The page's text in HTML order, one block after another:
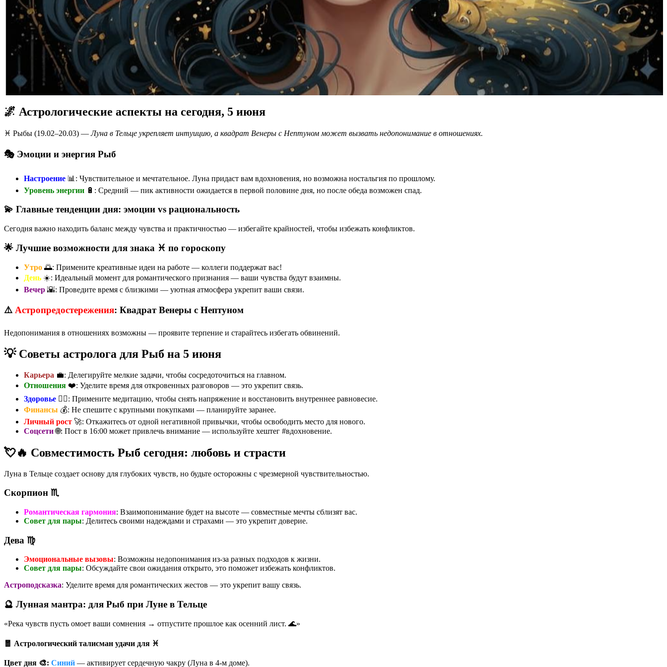
🌌 Астрологические аспекты на сегодня, 5 июня
♓️ Рыбы (19.02–20.03) —Луна в Тельце укрепляет интуицию, а квадрат Венеры с Нептуном может вызвать недопонимание в отношениях.
🎭 Эмоции и энергия Рыб
Настроение 📊: Чувствительное и мечтательное. Луна придаст вам вдохновения, но возможна ностальгия по прошлому.
Уровень энергии 🔋: Средний — пик активности ожидается в первой половине дня, но после обеда возможен спад.
💫 Главные тенденции дня: эмоции vs рациональность
Сегодня важно находить баланс между чувства и практичностью — избегайте крайностей, чтобы избежать конфликтов.
🌟 Лучшие возможности для знака ♓ по гороскопу
Утро 🌅: Примените креативные идеи на работе — коллеги поддержат вас!
День ☀️: Идеальный момент для романтического признания — ваши чувства будут взаимны.
Вечер 🌇: Проведите время с близкими — уютная атмосфера укрепит ваши связи.
⚠️ Астропредостережения: Квадрат Венеры с Нептуном
Недопонимания в отношениях возможны — проявите терпение и старайтесь избегать обвинений.
💡 Советы астролога для Рыб на 5 июня
Карьера 💼: Делегируйте мелкие задачи, чтобы сосредоточиться на главном.
Отношения ❤️: Уделите время для откровенных разговоров — это укрепит связь.
Здоровье 🏃‍♀️: Примените медитацию, чтобы снять напряжение и восстановить внутреннее равновесие.
Финансы 💰: Не спешите с крупными покупками — планируйте заранее.
Личный рост 🚀: Откажитесь от одной негативной привычки, чтобы освободить место для нового.
Соцсети🌐: Пост в 16:00 может привлечь внимание — используйте хештег #вдохновение.
💘🔥 Совместимость Рыб сегодня: любовь и страсти
Луна в Тельце создает основу для глубоких чувств, но будьте осторожны с чрезмерной чувствительностью.
Скорпион ♏️
Романтическая гармония: Взаимопонимание будет на высоте — совместные мечты сблизят вас.
Совет для пары: Делитесь своими надеждами и страхами — это укрепит доверие.
Дева ♍️
Эмоциональные вызовы: Возможны недопонимания из-за разных подходов к жизни.
Совет для пары: Обсуждайте свои ожидания открыто, это поможет избежать конфликтов.
Астроподсказка: Уделите время для романтических жестов — это укрепит вашу связь.
🔮 Лунная мантра: для Рыб при Луне в Тельце
«Река чувств пусть омоет ваши сомнения → отпустите прошлое как осенний лист. 🌊»
🧧 Астрологический талисман удачи для ♓
Цвет дня 🎨: Синий — активирует сердечную чакру (Луна в 4-м доме).